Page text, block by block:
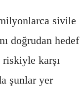
sivile
doğrudan hedef
karşı
şunlar yer